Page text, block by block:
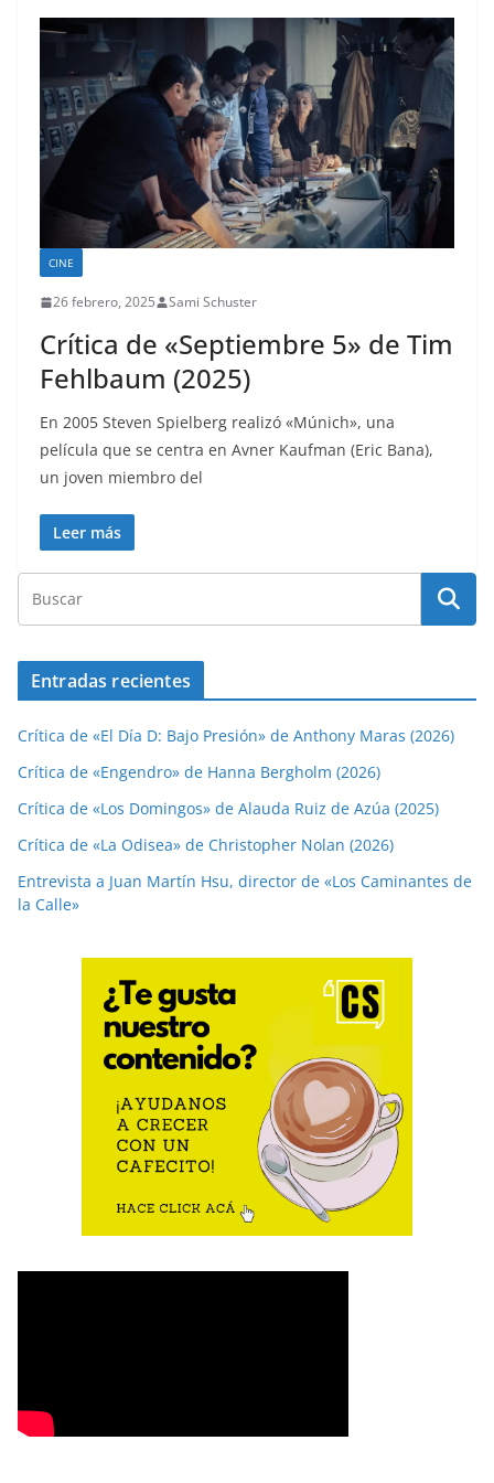
CINE
26 febrero, 2025 Sami Schuster
Crítica de «Septiembre 5» de Tim
Fehlbaum (2025)
En 2005 Steven Spielberg realizó «Múnich», una
película que se centra en Avner Kaufman (Eric Bana),
un joven miembro del
Leer más
Entradas recientes
Crítica de «El Día D: Bajo Presión» de Anthony Maras (2026)
Crítica de «Engendro» de Hanna Bergholm (2026)
Crítica de «Los Domingos» de Alauda Ruiz de Azúa (2025)
Crítica de «La Odisea» de Christopher Nolan (2026)
Entrevista a Juan Martín Hsu, director de «Los Caminantes de
la Calle»